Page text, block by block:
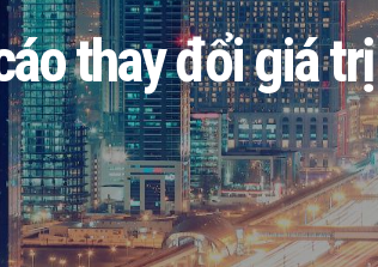
thay đổi giá